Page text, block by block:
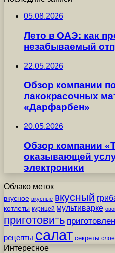
05.08.2026
Лето в ОАЭ: как
незабываемый
22.05.2026
Обзор компании
лакокрасочных
«Дарфарбен»
20.05.2026
Обзор компании
оказывающей
электроники
Облако меток
вкусное вкусные вкусный
котлеты курицей мультиварке
приготовить
рецепты салат секреты
Интересное